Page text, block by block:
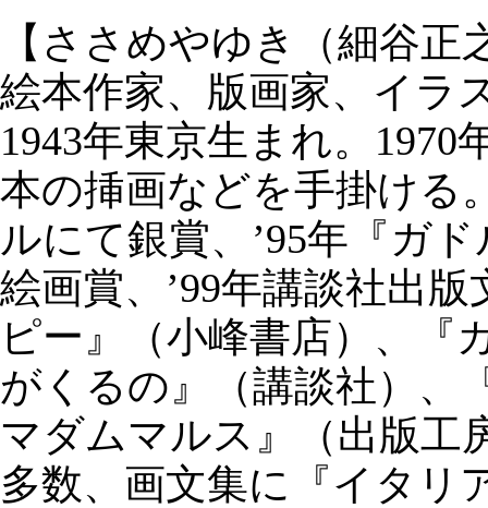
【ささめやゆき（細谷正
絵本作家、版画家、イラ
1943年東京生まれ。
本の挿画などを手掛ける
ルにて銀賞、’95年『ガ
絵画賞、’99年講談社出
ピー』（小峰書店）、『
がくるの』（講談社）、
マダムマルス』（出版工
多数、画文集に『イタリ